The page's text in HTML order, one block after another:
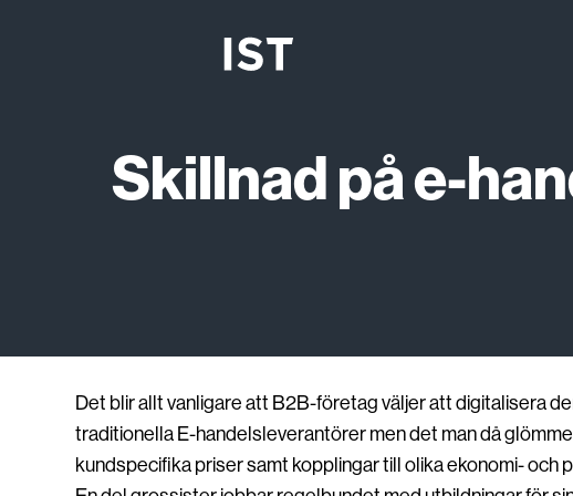
Skillnad på e-
Det blir allt vanligare att B2B-företag väljer att digitalisera
traditionella E-handelsleverantörer men det man då
kundspecifika priser samt kopplingar till olika ekonomi-